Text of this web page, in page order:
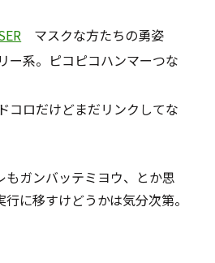
マスクな方たちの勇姿
ー系。ピコピコハンマーつな
コロだけどまだリンクしてな
ガンバッテミヨウ、とか思
に移すけどうかは気分次第。